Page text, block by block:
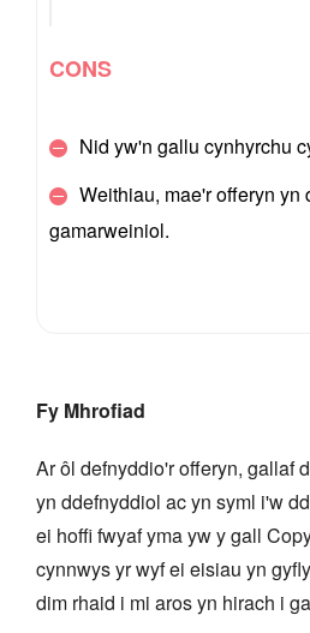
CONS
Nid yw'n gallu cynhyrchu
Weithiau, mae'r offeryn yn
gamarweiniol.
Fy Mhrofiad
Ar ôl defnyddio'r offeryn, gallaf
yn ddefnyddiol ac yn syml i'w
ei hoffi fwyaf yma yw y gall
cynnwys yr wyf ei eisiau yn
dim rhaid i mi aros yn hirach i